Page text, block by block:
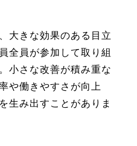
大きな効果のある目立
全員が参加して取り組
小さな改善が積み重な
や働きやすさが向上
生み出すことがありま